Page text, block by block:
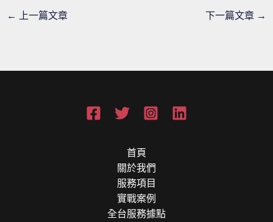
← 上一篇文章 下一篇文章 →
首頁
關於我們
服務項目
實戰案例
全台服務據點